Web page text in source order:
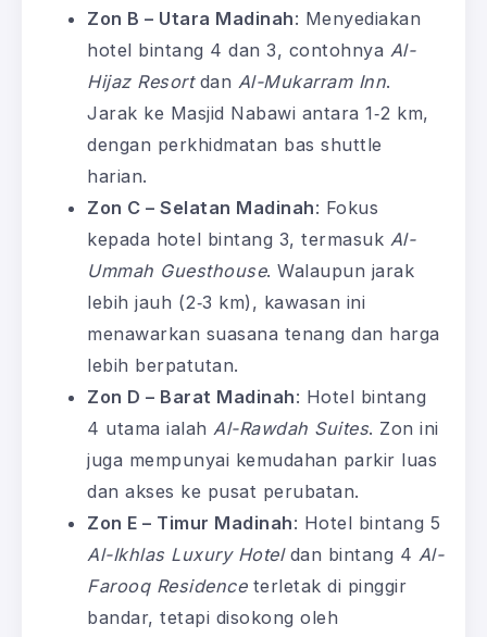
Zon B – Utara Madinah: Menyediakan
hotel bintang 4 dan 3, contohnya Al-
Hijaz Resortdan Al-Mukarram Inn.
Jarak ke Masjid Nabawi antara 1‑2 km,
dengan perkhidmatan bas shuttle
harian.
Zon C – Selatan Madinah: Fokus
kepada hotel bintang 3, termasuk Al-
Ummah Guesthouse. Walaupun jarak
lebih jauh (2‑3 km), kawasan ini
menawarkan suasana tenang dan harga
lebih berpatutan.
Zon D – Barat Madinah: Hotel bintang
4 utama ialah Al-Rawdah Suites. Zon ini
juga mempunyai kemudahan parkir luas
dan akses ke pusat perubatan.
Zon E – Timur Madinah: Hotel bintang 5
Al-Ikhlas Luxury Hoteldan bintang 4 Al-
Farooq Residenceterletak di pinggir
bandar, tetapi disokong oleh